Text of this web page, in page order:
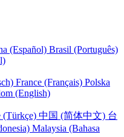
(Español) Brasil (Português)
France (Français) Polska
(English)
(Türkçe) 中国 (简体中文) 台
Malaysia (Bahasa